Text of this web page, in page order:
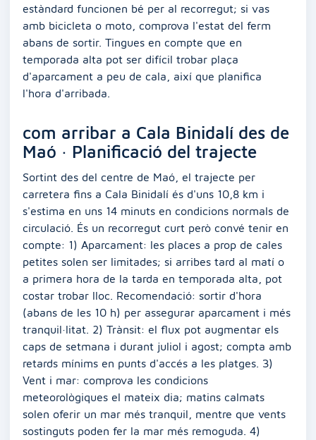
estàndard funcionen bé per al recorregut; si vas
amb bicicleta o moto, comprova l'estat del ferm
abans de sortir. Tingues en compte que en
temporada alta pot ser difícil trobar plaça
d'aparcament a peu de cala, així que planifica
l'hora d'arribada.
com arribar a Cala Binidalí des de
Maó · Planificació del trajecte
Sortint des del centre de Maó, el trajecte per
carretera fins a Cala Binidalí és d'uns 10,8 km i
s'estima en uns 14 minuts en condicions normals de
circulació. És un recorregut curt però convé tenir en
compte: 1) Aparcament: les places a prop de cales
petites solen ser limitades; si arribes tard al matí o
a primera hora de la tarda en temporada alta, pot
costar trobar lloc. Recomendació: sortir d'hora
(abans de les 10 h) per assegurar aparcament i més
tranquil·litat. 2) Trànsit: el flux pot augmentar els
caps de setmana i durant juliol i agost; compta amb
retards mínims en punts d'accés a les platges. 3)
Vent i mar: comprova les condicions
meteorològiques el mateix dia; matins calmats
solen oferir un mar més tranquil, mentre que vents
sostinguts poden fer la mar més remoguda. 4)